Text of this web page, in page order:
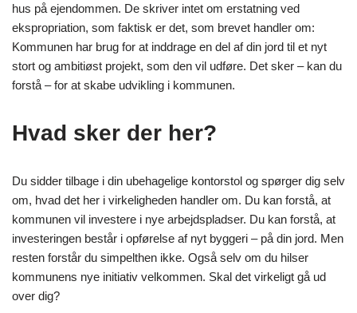
hus på ejendommen. De skriver intet om erstatning ved
ekspropriation, som faktisk er det, som brevet handler om:
Kommunen har brug for at inddrage en del af din jord til et nyt
stort og ambitiøst projekt, som den vil udføre. Det sker – kan du
forstå – for at skabe udvikling i kommunen.
Hvad sker der her?
Du sidder tilbage i din ubehagelige kontorstol og spørger dig selv
om, hvad det her i virkeligheden handler om. Du kan forstå, at
kommunen vil investere i nye arbejdspladser. Du kan forstå, at
investeringen består i opførelse af nyt byggeri – på din jord. Men
resten forstår du simpelthen ikke. Også selv om du hilser
kommunens nye initiativ velkommen. Skal det virkeligt gå ud
over dig?